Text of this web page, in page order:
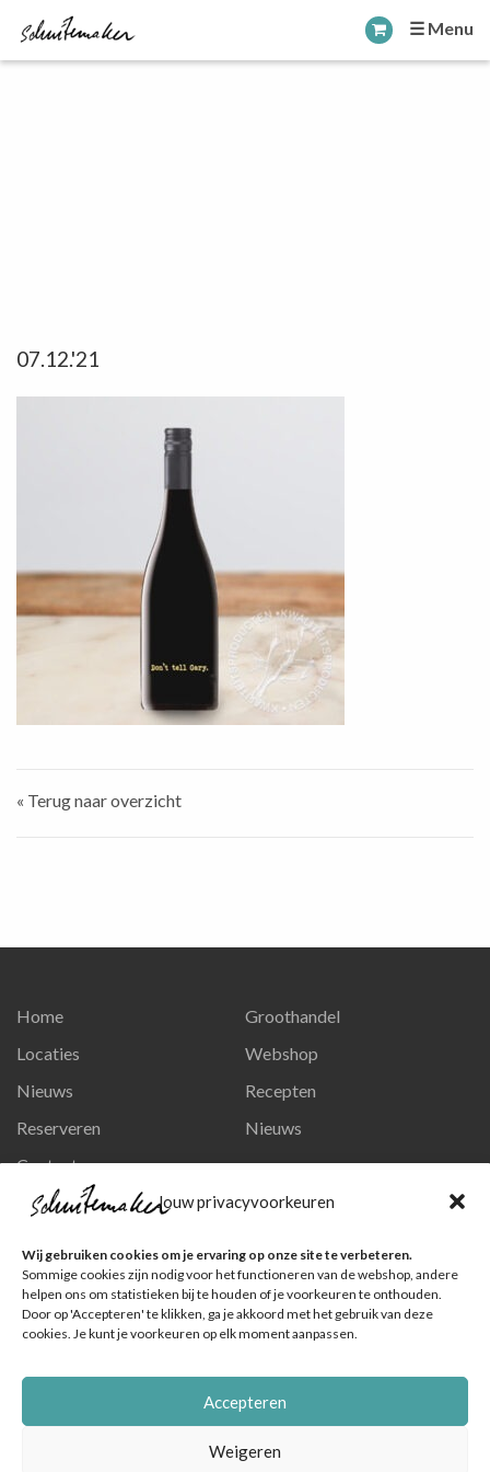
Jouw privacyvoorkeuren
Wij gebruiken cookies om je ervaring op onze site te verbeteren.
Sommige cookies zijn nodig voor het functioneren van de webshop, andere
helpen ons om statistieken bij te houden of je voorkeuren te onthouden.
Door op 'Accepteren' te klikken, ga je akkoord met het gebruik van deze
cookies. Je kunt je voorkeuren op elk moment aanpassen.
Accepteren
Weigeren
☰ Menu
07.12.'21
« Terug naar overzicht
Home
Locaties
Nieuws
Reserveren
Contact
Privacy en persoonsgegevens
Groothandel
Webshop
Recepten
Nieuws
Ga naar onze pagina
Volg ons op Instagram
Ga naar onze pagina